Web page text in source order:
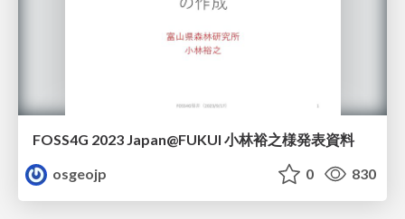
FOSS4G 2023 Japan@FUKUI 小林裕之様発表資料
osgeojp
0 830